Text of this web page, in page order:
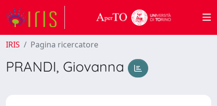
IRIS Pagina ricercatore
PRANDI, Giovanna